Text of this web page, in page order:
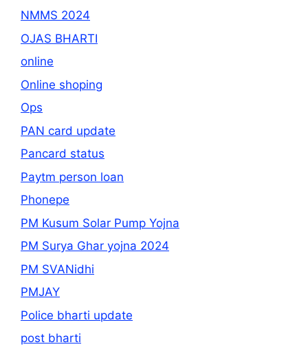
NMMS 2024
OJAS BHARTI
online
Online shoping
Ops
PAN card update
Pancard status
Paytm person loan
Phonepe
PM Kusum Solar Pump Yojna
PM Surya Ghar yojna 2024
PM SVANidhi
PMJAY
Police bharti update
post bharti